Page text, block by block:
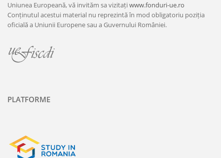
Uniunea Europeană, vă invităm sa vizitațiwww.fonduri-ue.ro
Conținutul acestui material nu reprezintă în mod obligatoriu poziția
oficială a Uniunii Europene sau a Guvernului României.
PLATFORME